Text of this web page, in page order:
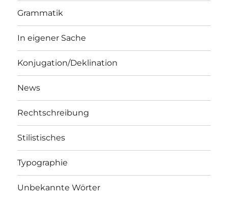
Grammatik
In eigener Sache
Konjugation/Deklination
News
Rechtschreibung
Stilistisches
Typographie
Unbekannte Wörter